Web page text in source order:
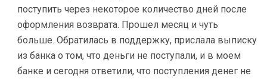
поступить через некоторое количество дней после
оформления возврата. Прошел месяц и чуть
больше. Обратилась в поддержку, прислала выписку
из банка о том, что деньги не поступали, и в моем
банке и сегодня ответили, что поступления денег не